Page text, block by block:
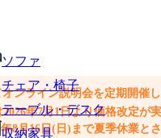
ソファ
チェア・椅子
テーブル・デスク
収納家具
ートに追加できます
ンライン説明会を定期開催
年7月1日より価格改定が
8月16日(日)まで夏季休業と